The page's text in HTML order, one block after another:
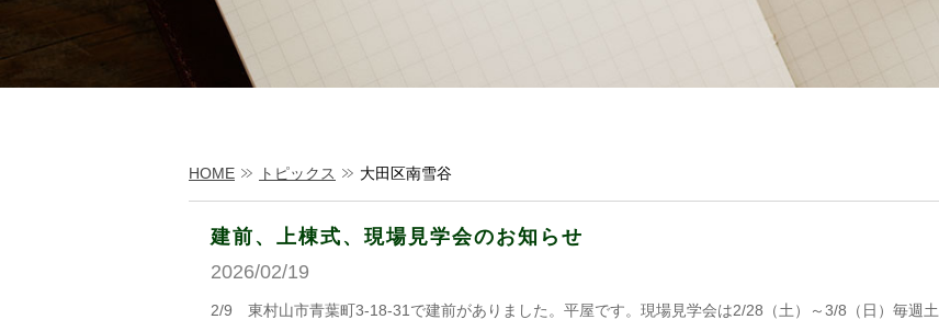
HOME トピックス 大田区南雪谷
建前、上棟式、現場見学会のお知らせ
2026/02/19
2/9 東村山市青葉町3-18-31で建前がありました。平屋です。現場見学会は2/28（土）～3/8（日）毎週土